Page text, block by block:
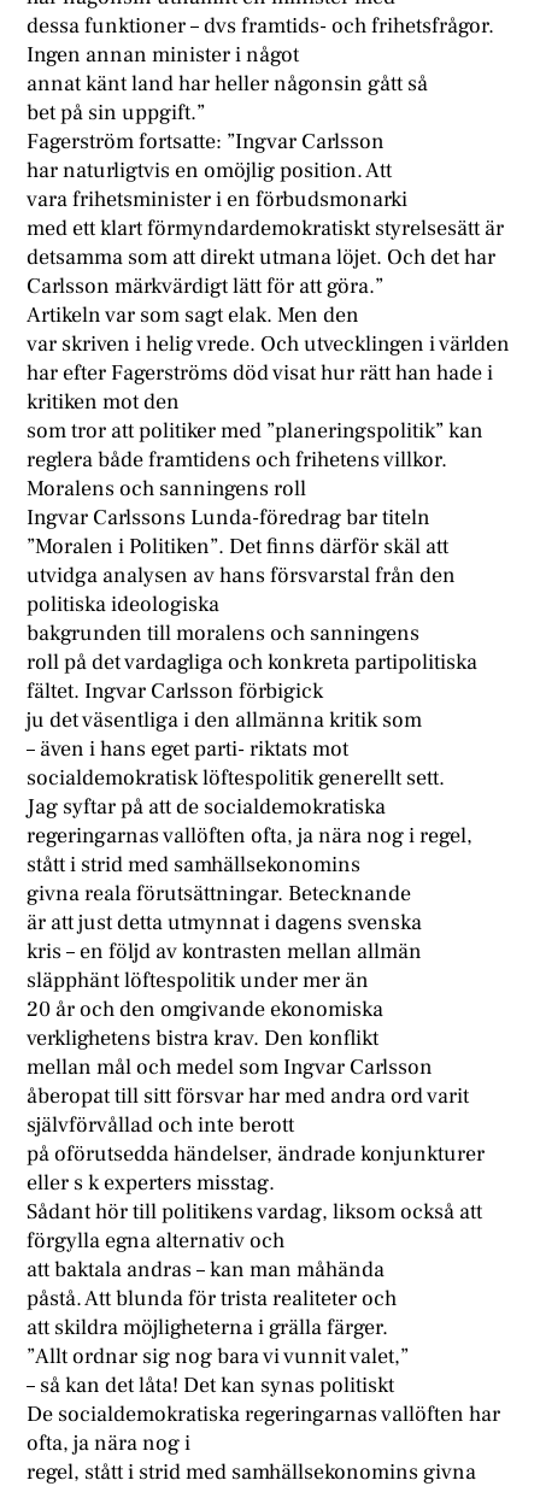
dessa funktioner – dvs framtids- och frihetsfrågor.
Ingen annan minister i något
annat känt land har heller någonsin gått så
bet på sin uppgift.”
Fagerström fortsatte: ”Ingvar Carlsson
har naturligtvis en omöjlig position. Att
vara frihetsminister i en förbudsmonarki
med ett klart förmyndardemokratiskt styrelsesätt är
detsamma som att direkt utmana löjet. Och det har
Carlsson märkvärdigt lätt för att göra.”
Artikeln var som sagt elak. Men den
var skriven i helig vrede. Och utvecklingen i världen
har efter Fagerströms död visat hur rätt han hade i
kritiken mot den
som tror att politiker med ”planeringspolitik” kan
reglera både framtidens och frihetens villkor.
Moralens och sanningens roll
Ingvar Carlssons Lunda-föredrag bar titeln
”Moralen i Politiken”. Det finns därför skäl att
utvidga analysen av hans försvarstal från den
politiska ideologiska
bakgrunden till moralens och sanningens
roll på det vardagliga och konkreta partipolitiska
fältet. Ingvar Carlsson förbigick
ju det väsentliga i den allmänna kritik som
– även i hans eget parti- riktats mot
socialdemokratisk löftespolitik generellt sett.
Jag syftar på att de socialdemokratiska
regeringarnas vallöften ofta, ja nära nog i regel,
stått i strid med samhällsekonomins
givna reala förutsättningar. Betecknande
är att just detta utmynnat i dagens svenska
kris – en följd av kontrasten mellan allmän
släpphänt löftespolitik under mer än
20 år och den omgivande ekonomiska
verklighetens bistra krav. Den konflikt
mellan mål och medel som Ingvar Carlsson
åberopat till sitt försvar har med andra ord varit
självförvållad och inte berott
på oförutsedda händelser, ändrade konjunkturer
eller s k experters misstag.
Sådant hör till politikens vardag, liksom också att
förgylla egna alternativ och
att baktala andras – kan man måhända
påstå. Att blunda för trista realiteter och
att skildra möjligheterna i grälla färger.
”Allt ordnar sig nog bara vi vunnit valet,”
– så kan det låta! Det kan synas politiskt
De socialdemokratiska regeringarnas vallöften har
ofta, ja nära nog i
regel, stått i strid med samhällsekonomins givna